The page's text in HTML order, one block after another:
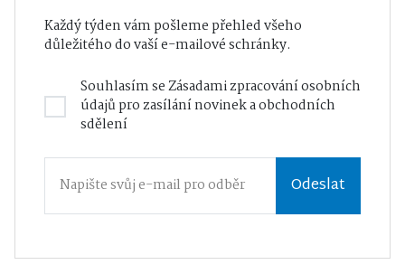
Každý týden vám pošleme přehled všeho
důležitého do vaší e-mailové schránky.
Souhlasím seZásadami zpracování osobních
údajůpro zasílání novinek a obchodních
sdělení
Odeslat